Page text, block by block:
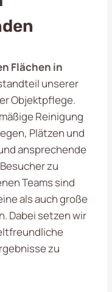
Flächen in
unserer
Objektpflege.
Reinigung
Plätzen und
ansprechende
zu
Teams sind
als auch große
Dabei setzen wir
zu